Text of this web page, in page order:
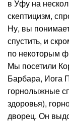
в Уфу на
скептицизм,
Ну, вы
спустить, и
по некоторым
Мы посетили
Барбара, Иога
горнолыжные
здоровья),
дворец. Он